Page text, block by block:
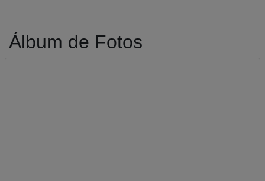
Álbum de Fotos